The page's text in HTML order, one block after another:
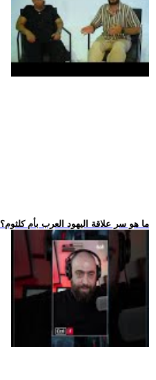
.. ما هو سر علاقة اليهود العرب بأم كلثوم؟